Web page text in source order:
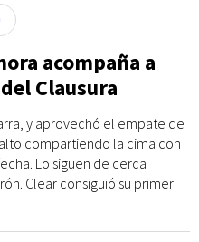
acompaña a
Clausura
y aprovechó el empate de
alto compartiendo la cima con
Lo siguen de cerca
Clear consiguió su primer